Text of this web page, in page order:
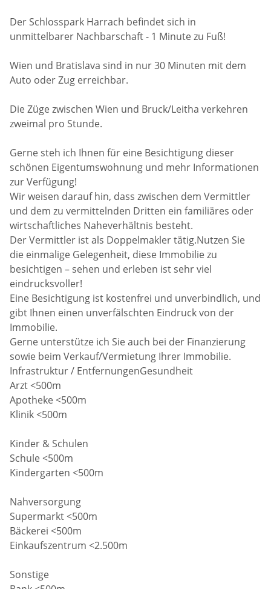
Der Schlosspark Harrach befindet sich in
unmittelbarer Nachbarschaft - 1 Minute zu Fuß!
Wien und Bratislava sind in nur 30 Minuten mit dem
Auto oder Zug erreichbar.
Die Züge zwischen Wien und Bruck/Leitha verkehren
zweimal pro Stunde.
Gerne steh ich Ihnen für eine Besichtigung dieser
schönen Eigentumswohnung und mehr Informationen
zur Verfügung!
Wir weisen darauf hin, dass zwischen dem Vermittler
und dem zu vermittelnden Dritten ein familiäres oder
wirtschaftliches Naheverhältnis besteht.
Der Vermittler ist als Doppelmakler tätig.Nutzen Sie
die einmalige Gelegenheit, diese Immobilie zu
besichtigen – sehen und erleben ist sehr viel
eindrucksvoller!
Eine Besichtigung ist kostenfrei und unverbindlich, und
gibt Ihnen einen unverfälschten Eindruck von der
Immobilie.
Gerne unterstütze ich Sie auch bei der Finanzierung
sowie beim Verkauf/Vermietung Ihrer Immobilie.
Infrastruktur / EntfernungenGesundheit
Arzt <500m
Apotheke <500m
Klinik <500m
Kinder & Schulen
Schule <500m
Kindergarten <500m
Nahversorgung
Supermarkt <500m
Bäckerei <500m
Einkaufszentrum <2.500m
Sonstige